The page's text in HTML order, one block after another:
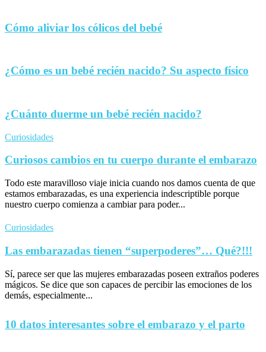
Cómo aliviar los cólicos del bebé
¿Cómo es un bebé recién nacido? Su aspecto físico
¿Cuánto duerme un bebé recién nacido?
Curiosidades
Curiosos cambios en tu cuerpo durante el embarazo
Todo este maravilloso viaje inicia cuando nos damos cuenta de que
estamos embarazadas, es una experiencia indescriptible porque
nuestro cuerpo comienza a cambiar para poder...
Curiosidades
Las embarazadas tienen “superpoderes”… Qué?!!!
Sí, parece ser que las mujeres embarazadas poseen extraños poderes
mágicos. Se dice que son capaces de percibir las emociones de los
demás, especialmente...
10 datos interesantes sobre el embarazo y el parto